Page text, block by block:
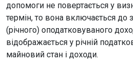
допомоги не повертається у
термін, то вона включається до
(річного) оподатковуваного
відображається у річній
майновий стан і доходи.